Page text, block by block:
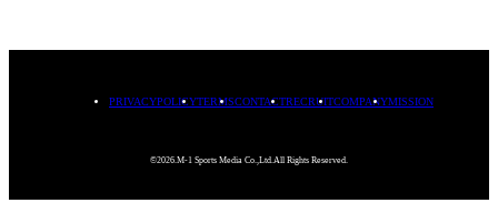
PRIVACYPOLICYTERMSCONTACTRECRUITCOMPANYMISSION
©2026.M-1 Sports Media Co.,Ltd.All Rights Reserved.